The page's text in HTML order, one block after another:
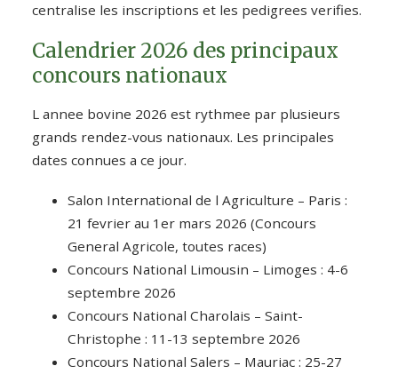
centralise les inscriptions et les pedigrees verifies.
Calendrier 2026 des principaux
concours nationaux
L annee bovine 2026 est rythmee par plusieurs
grands rendez-vous nationaux. Les principales
dates connues a ce jour.
Salon International de l Agriculture – Paris :
21 fevrier au 1er mars 2026 (Concours
General Agricole, toutes races)
Concours National Limousin – Limoges : 4-6
septembre 2026
Concours National Charolais – Saint-
Christophe : 11-13 septembre 2026
Concours National Salers – Mauriac : 25-27